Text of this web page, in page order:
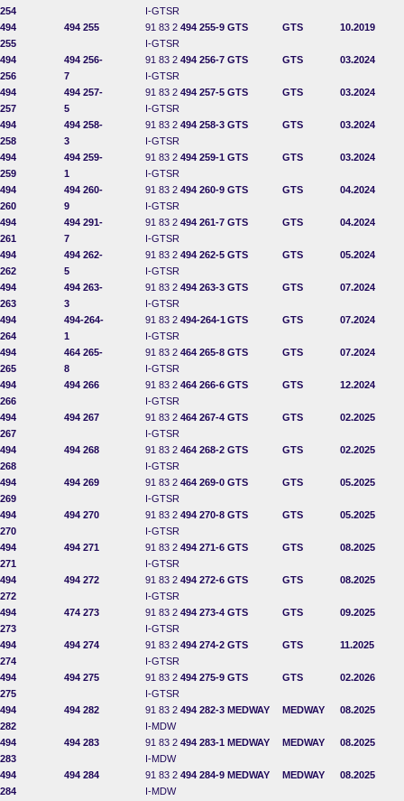
254
I-GTSR
494
255
494 255 91 83 2 494 255-9
I-GTSR
GTS GTS 10.2019
494
256
494 256-
7
91 83 2 494 256-7
I-GTSR
GTS GTS 03.2024
494
257
494 257-
5
91 83 2 494 257-5
I-GTSR
GTS GTS 03.2024
494
258
494 258-
3
91 83 2 494 258-3
I-GTSR
GTS GTS 03.2024
494
259
494 259-
1
91 83 2 494 259-1
I-GTSR
GTS GTS 03.2024
494
260
494 260-
9
91 83 2 494 260-9
I-GTSR
GTS GTS 04.2024
494
261
494 291-
7
91 83 2 494 261-7
I-GTSR
GTS GTS 04.2024
494
262
494 262-
5
91 83 2 494 262-5
I-GTSR
GTS GTS 05.2024
494
263
494 263-
3
91 83 2 494 263-3
I-GTSR
GTS GTS 07.2024
494
264
494-264-
1
91 83 2 494-264-1
I-GTSR
GTS GTS 07.2024
494
265
464 265-
8
91 83 2 464 265-8
I-GTSR
GTS GTS 07.2024
494
266
494 266 91 83 2 464 266-6
I-GTSR
GTS GTS 12.2024
494
267
494 267 91 83 2 464 267-4
I-GTSR
GTS GTS 02.2025
494
268
494 268 91 83 2 464 268-2
I-GTSR
GTS GTS 02.2025
494
269
494 269 91 83 2 464 269-0
I-GTSR
GTS GTS 05.2025
494
270
494 270 91 83 2 494 270-8
I-GTSR
GTS GTS 05.2025
494
271
494 271 91 83 2 494 271-6
I-GTSR
GTS GTS 08.2025
494
272
494 272 91 83 2 494 272-6
I-GTSR
GTS GTS 08.2025
494
273
474 273 91 83 2 494 273-4
I-GTSR
GTS GTS 09.2025
494
274
494 274 91 83 2 494 274-2
I-GTSR
GTS GTS 11.2025
494
275
494 275 91 83 2 494 275-9
I-GTSR
GTS GTS 02.2026
494
282
494 282 91 83 2 494 282-3
I-MDW
MEDWAY MEDWAY 08.2025
494
283
494 283 91 83 2 494 283-1
I-MDW
MEDWAY MEDWAY 08.2025
494
284
494 284 91 83 2 494 284-9
I-MDW
MEDWAY MEDWAY 08.2025